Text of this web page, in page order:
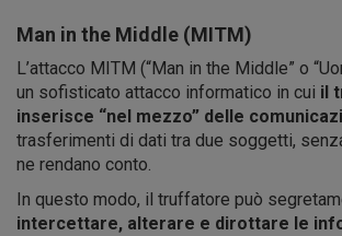
Man in the Middle (MITM)
L’attacco MITM (“Man in the Middle” o
un sofisticato attacco informatico in cui il
inserisce “nel mezzo” delle
trasferimenti di dati tra due soggetti,
ne rendano conto.
In questo modo, il truffatore può
intercettare, alterare e dirottare le